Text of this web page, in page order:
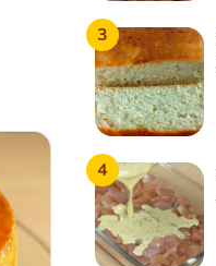
3
4